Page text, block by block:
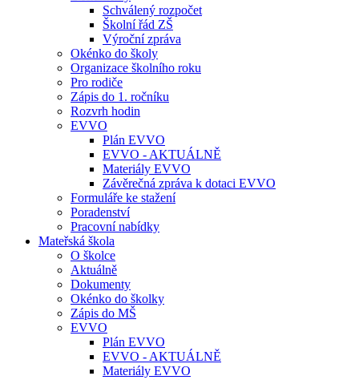
Schválený rozpočet
Školní řád ZŠ
Výroční zpráva
Okénko do školy
Organizace školního roku
Pro rodiče
Zápis do 1. ročníku
Rozvrh hodin
EVVO
Plán EVVO
EVVO - AKTUÁLNĚ
Materiály EVVO
Závěrečná zpráva k dotaci EVVO
Formuláře ke stažení
Poradenství
Pracovní nabídky
Mateřská škola
O školce
Aktuálně
Dokumenty
Okénko do školky
Zápis do MŠ
EVVO
Plán EVVO
EVVO - AKTUÁLNĚ
Materiály EVVO